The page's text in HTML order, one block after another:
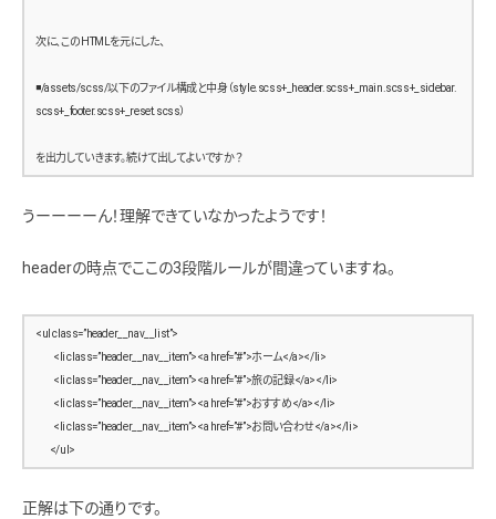
“url”: “https://example.com/assets/img/logo.png”
“blogPost”: [
“@type”: “BlogPosting”,
“headline”: “世界一周の旅：1日目”,
“datePublished”: “2025-01-01”,
}
}
</script>
</head>
<body>
<!– ======================
Header
<header class=”header”>
次に、このHTMLを元にした、
◾️/assets/scss/以下のファイル構成と中身（style.scss+_header.scss+_main.scss+_sidebar.
scss+_footer.scss+_reset.scss）
を出力していきます。続けて出してよいですか？
うーーーーん！理解できていなかったようです！
headerの時点でここの3段階ルールが間違っていますね。
<ul class=”header__nav__list”>
<li class=”header__nav__item”><a href=”#”>ホーム</a></li>
<li class=”header__nav__item”><a href=”#”>旅の記録</a></li>
<li class=”header__nav__item”><a href=”#”>おすすめ</a></li>
<li class=”header__nav__item”><a href=”#”>お問い合わせ</a></li>
</ul>
正解は下の通りです。